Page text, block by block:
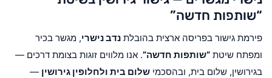
“שותפות חדשה”
פירמת גישור בפריסה ארצית בהובלת נדב נישרי, מגשר בכיר
ומפתח שיטת “שותפות חדשה”. אנו מלווים זוגות בצומת דרכים —
בגירושין, שלום בית, ובהסכמי שלום בית ולחלופין גירושין —